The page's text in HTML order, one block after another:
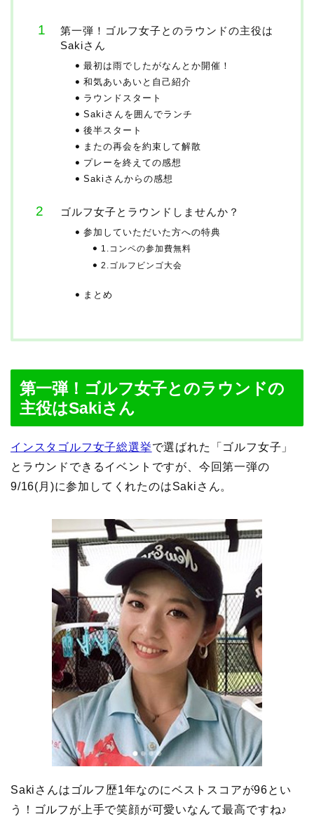
第一弾！ゴルフ女子とのラウンドの主役は
Sakiさん
最初は雨でしたがなんとか開催！
和気あいあいと自己紹介
ラウンドスタート
Sakiさんを囲んでランチ
後半スタート
またの再会を約束して解散
プレーを終えての感想
Sakiさんからの感想
ゴルフ女子とラウンドしませんか？
参加していただいた方への特典
1.コンペの参加費無料
2.ゴルフビンゴ大会
まとめ
第一弾！ゴルフ女子とのラウンドの
主役はSakiさん
インスタゴルフ女子総選挙で選ばれた「ゴルフ女子」
とラウンドできるイベントですが、今回第一弾の
9/16(月)に参加してくれたのはSakiさん。
Sakiさんはゴルフ歴1年なのにベストスコアが96とい
う！ゴルフが上手で笑顔が可愛いなんて最高ですね♪